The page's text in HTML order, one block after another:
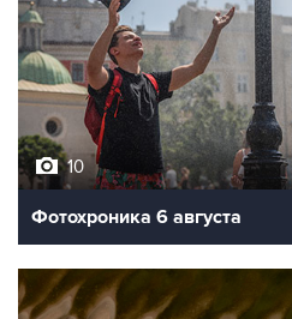
10
Фотохроника 6 августа